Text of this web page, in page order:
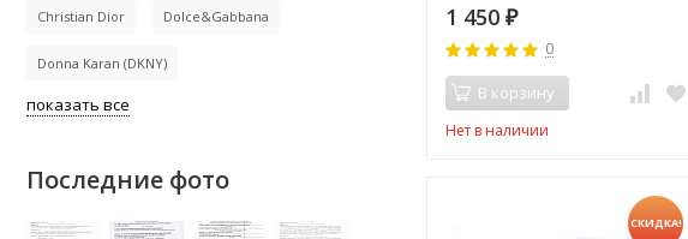
1 450 ₽
0
В корзину
Нет в наличии
СКИДКА!
Christian Dior Dolce&Gabbana
Donna Karan (DKNY)
показать все
Последние фото